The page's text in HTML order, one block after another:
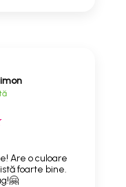
Are o culoare
foarte bine.